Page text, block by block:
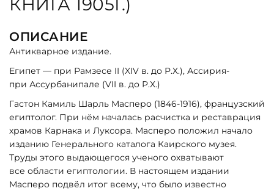
КНИГА 1905Г.)
ОПИСАНИЕ
Антикварное издание.
Египет — при Рамзесе II (XIV в. до Р.Х.), Ассирия-
при Ассурбанипале (VII в. до Р.Х.)
Гастон Камиль Шарль Масперо (1846-1916), французский
египтолог. При нём началась расчистка и реставрация
храмов Карнака и Луксора. Масперо положил начало
изданию Генерального каталога Каирского музея.
Труды этого выдающегося ученого охватывают
все области египтологии. В настоящем издании
Масперо подвёл итог всему, что было известно